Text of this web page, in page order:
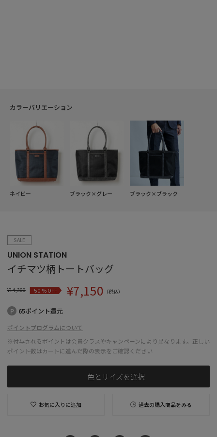
カラーバリエーション
ネイビー ブラック×グレー ブラック×ブラック
SALE
UNION STATION
イチマツ柄トートバッグ
¥14,300 50% OFF ¥7,150 （税込）
65ポイント還元
ポイントプログラムについて
※付与されるポイントは会員クラスやキャンペーンにより異なります。正しい
ポイント数はカートに進んだ際の表示をご確認ください
色とサイズを選択
お気に入りに追加 過去の購入商品をみる